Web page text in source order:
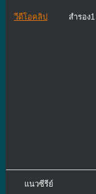
วีดีโอคลิป สำรอง1
แนวซีรีย์